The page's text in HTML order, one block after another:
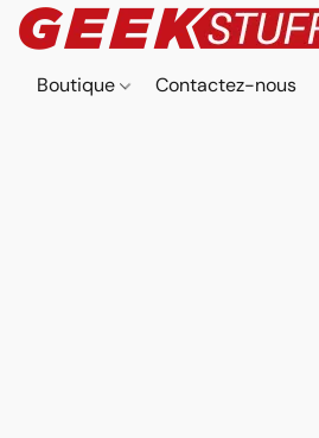
Boutique Contactez-nous